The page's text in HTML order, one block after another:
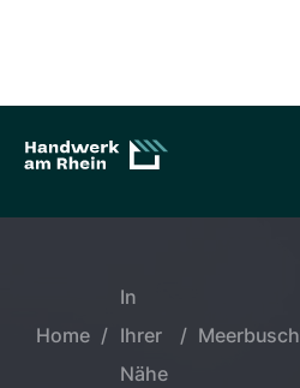
Home /
In
Ihrer
Nähe
/ Meerbusch